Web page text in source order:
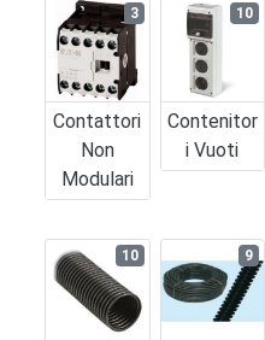
Contattori
Non
Modulari
3
Contenitor
I Vuoti
10
10 9